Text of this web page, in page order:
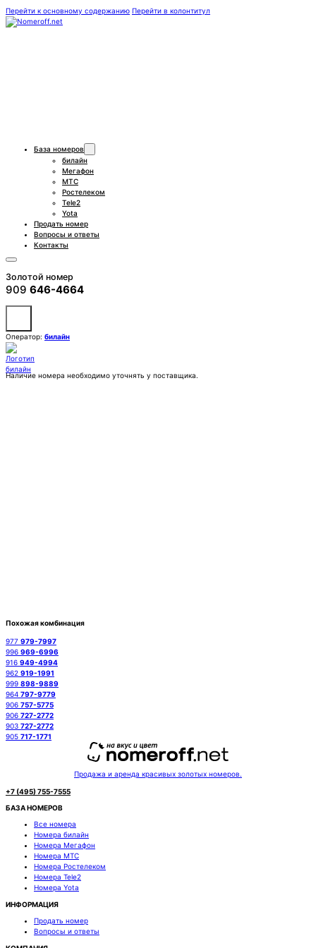
Перейти к основному содержанию Перейти в колонтитул
База номеров
билайн
Мегафон
МТС
Ростелеком
Tele2
Yota
Продать номер
Вопросы и ответы
Контакты
Золотой номер
909 646-4664
Оператор: билайн
Наличие номера необходимо уточнять у поставщика.
Похожая комбинация
977 979-7997
996 969-6996
916 949-4994
962 919-1991
999 898-9889
964 797-9779
906 757-5775
906 727-2772
903 727-2772
905 717-1771
Продажа и аренда красивых золотых номеров.
+7 (495) 755-7555
БАЗА НОМЕРОВ
Все номера
Номера билайн
Номера Мегафон
Номера МТС
Номера Ростелеком
Номера Tele2
Номера Yota
ИНФОРМАЦИЯ
Продать номер
Вопросы и ответы